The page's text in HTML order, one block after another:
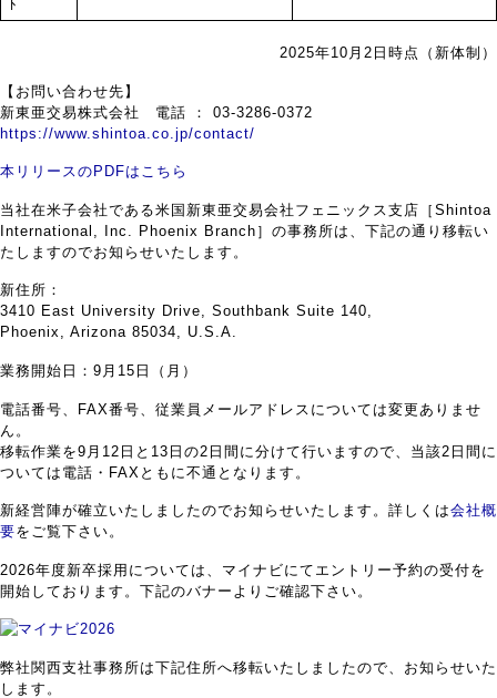
ﾄ
2025年10月2日時点（新体制）
【お問い合わせ先】
新東亜交易株式会社 電話 ： 03-3286-0372
https://www.shintoa.co.jp/contact/
本リリースのPDFはこちら
当社在米子会社である米国新東亜交易会社フェニックス支店［Shintoa
International, Inc. Phoenix Branch］の事務所は、下記の通り移転い
たしますのでお知らせいたします。
新住所：
3410 East University Drive, Southbank Suite 140,
Phoenix, Arizona 85034, U.S.A.
業務開始日：9月15日（月）
電話番号、FAX番号、従業員メールアドレスについては変更ありませ
ん。
移転作業を9月12日と13日の2日間に分けて行いますので、当該2日間に
ついては電話・FAXともに不通となります。
新経営陣が確立いたしましたのでお知らせいたします。詳しくは会社概
要をご覧下さい。
2026年度新卒採用については、マイナビにてエントリー予約の受付を
開始しております。下記のバナーよりご確認下さい。
弊社関西支社事務所は下記住所へ移転いたしましたので、お知らせいた
します。